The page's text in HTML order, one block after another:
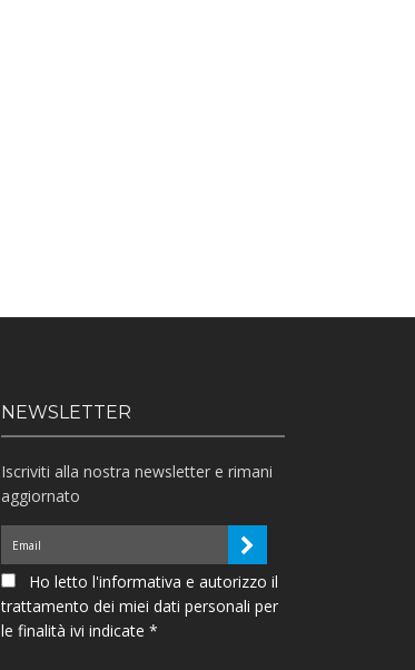
NEWSLETTER
Iscriviti alla nostra newsletter e rimani
aggiornato
Ho letto l'informativa e autorizzo il
trattamento dei miei dati personali per
le finalità ivi indicate *